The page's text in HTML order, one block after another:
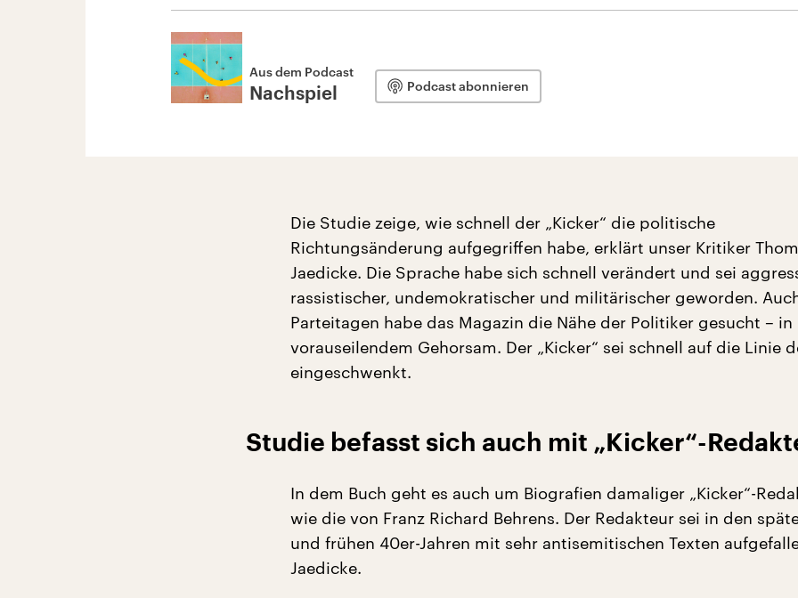
Aus dem Podcast
Nachspiel Podcast abonnieren
Die Studie zeige, wie schnell der „Kicker“ die politische
Richtungsänderung aufgegriffen habe, erklärt unser Kritiker
Jaedicke. Die Sprache habe sich schnell verändert und sei
rassistischer, undemokratischer und militärischer geworden.
Parteitagen habe das Magazin die Nähe der Politiker gesucht – in
vorauseilendem Gehorsam. Der „Kicker“ sei schnell auf die Linie
eingeschwenkt.
Studie befasst sich auch mit „Kicker“-
In dem Buch geht es auch um Biografien damaliger „Kicker“-
wie die von Franz Richard Behrens. Der Redakteur sei in den
und frühen 40er-Jahren mit sehr antisemitischen Texten
Jaedicke.